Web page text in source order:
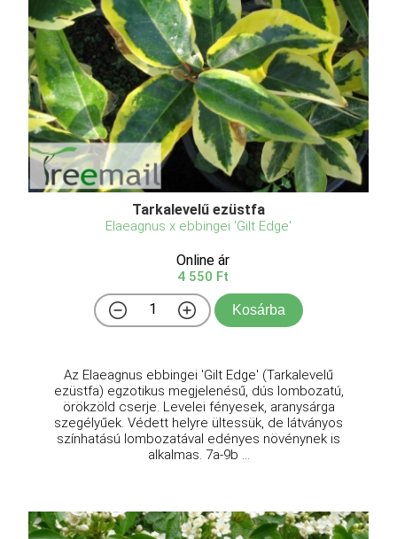
Tarkalevelű ezüstfa
Elaeagnus x ebbingei 'Gilt Edge'
Online ár
4 550 Ft
Kosárba
Az Elaeagnus ebbingei 'Gilt Edge' (Tarkalevelű
ezüstfa) egzotikus megjelenésű, dús lombozatú,
örökzöld cserje. Levelei fényesek, aranysárga
szegélyűek. Védett helyre ültessük, de látványos
színhatású lombozatával edényes növénynek is
alkalmas. 7a-9b ...